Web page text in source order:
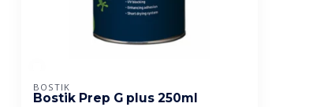
BOSTIK
Bostik Prep G plus 250ml